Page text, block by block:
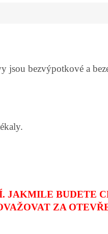
bezvýpotkové a
JAKMILE BUDETE
ZA